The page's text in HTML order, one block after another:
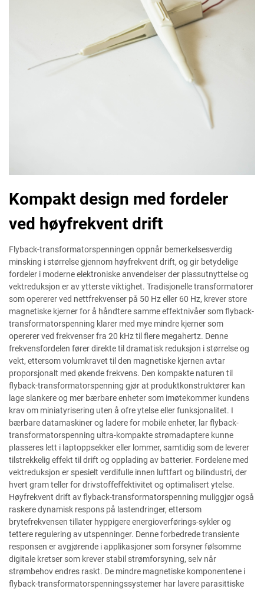
Kompakt design med fordeler
ved høyfrekvent drift
Flyback-transformatorspenningen oppnår bemerkelsesverdig
minsking i størrelse gjennom høyfrekvent drift, og gir betydelige
fordeler i moderne elektroniske anvendelser der plassutnyttelse og
vektreduksjon er av ytterste viktighet. Tradisjonelle transformatorer
som opererer ved nettfrekvenser på 50 Hz eller 60 Hz, krever store
magnetiske kjerner for å håndtere samme effektnivåer som flyback-
transformatorspenning klarer med mye mindre kjerner som
opererer ved frekvenser fra 20 kHz til flere megahertz. Denne
frekvensfordelen fører direkte til dramatisk reduksjon i størrelse og
vekt, ettersom volumkravet til den magnetiske kjernen avtar
proporsjonalt med økende frekvens. Den kompakte naturen til
flyback-transformatorspenning gjør at produktkonstruktører kan
lage slankere og mer bærbare enheter som imøtekommer kundens
krav om miniatyrisering uten å ofre ytelse eller funksjonalitet. I
bærbare datamaskiner og ladere for mobile enheter, lar flyback-
transformatorspenning ultra-kompakte strømadaptere kunne
plasseres lett i laptoppsekker eller lommer, samtidig som de leverer
tilstrekkelig effekt til drift og opplading av batterier. Fordelene med
vektreduksjon er spesielt verdifulle innen luftfart og bilindustri, der
hvert gram teller for drivstoffeffektivitet og optimalisert ytelse.
Høyfrekvent drift av flyback-transformatorspenning muliggjør også
raskere dynamisk respons på lastendringer, ettersom
brytefrekvensen tillater hyppigere energioverførings-sykler og
tettere regulering av utspenninger. Denne forbedrede transiente
responsen er avgjørende i applikasjoner som forsyner følsomme
digitale kretser som krever stabil strømforsyning, selv når
strømbehov endres raskt. De mindre magnetiske komponentene i
flyback-transformatorspenningssystemer har lavere parasittiske